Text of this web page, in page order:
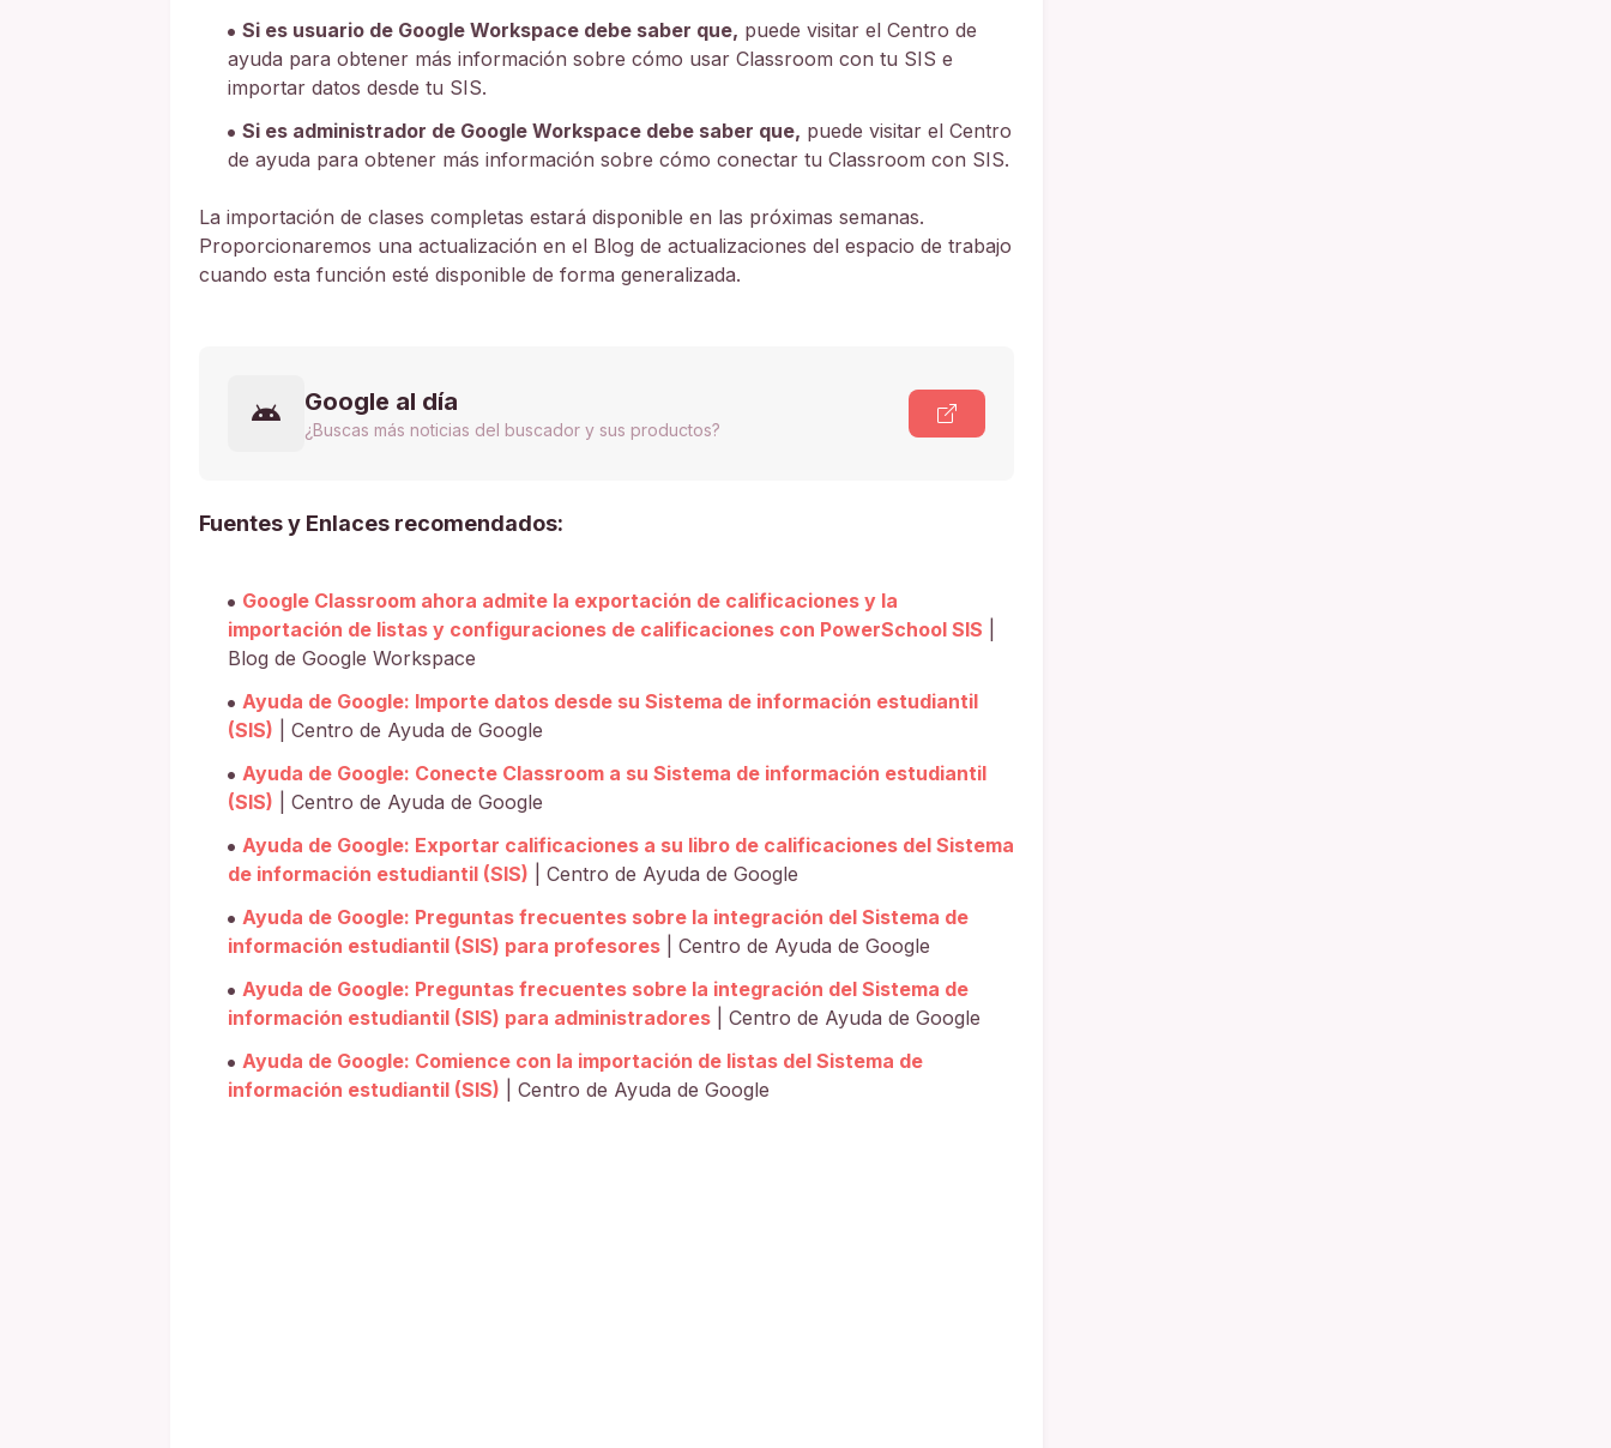
Si es usuario de Google Workspace debe saber que, puede visitar el Centro de
ayuda para obtener más información sobre cómo usar Classroom con tu SIS e
importar datos desde tu SIS.
Si es administrador de Google Workspace debe saber que, puede visitar el Centro
de ayuda para obtener más información sobre cómo conectar tu Classroom con SIS.
La importación de clases completas estará disponible en las próximas semanas.
Proporcionaremos una actualización en el Blog de actualizaciones del espacio de trabajo
cuando esta función esté disponible de forma generalizada.
Google al día
¿Buscas más noticias del buscador y sus productos?
Fuentes y Enlaces recomendados:
Google Classroom ahora admite la exportación de calificaciones y la
importación de listas y configuraciones de calificaciones con PowerSchool SIS
Blog de Google Workspace
Ayuda de Google: Importe datos desde su Sistema de información estudiantil
(SIS) | Centro de Ayuda de Google
Ayuda de Google: Conecte Classroom a su Sistema de información estudiantil
(SIS) | Centro de Ayuda de Google
Ayuda de Google: Exportar calificaciones a su libro de calificaciones del Sistema
de información estudiantil (SIS) | Centro de Ayuda de Google
Ayuda de Google: Preguntas frecuentes sobre la integración del Sistema de
información estudiantil (SIS) para profesores | Centro de Ayuda de Google
Ayuda de Google: Preguntas frecuentes sobre la integración del Sistema de
información estudiantil (SIS) para administradores | Centro de Ayuda de Google
Ayuda de Google: Comience con la importación de listas del Sistema de
información estudiantil (SIS) | Centro de Ayuda de Google